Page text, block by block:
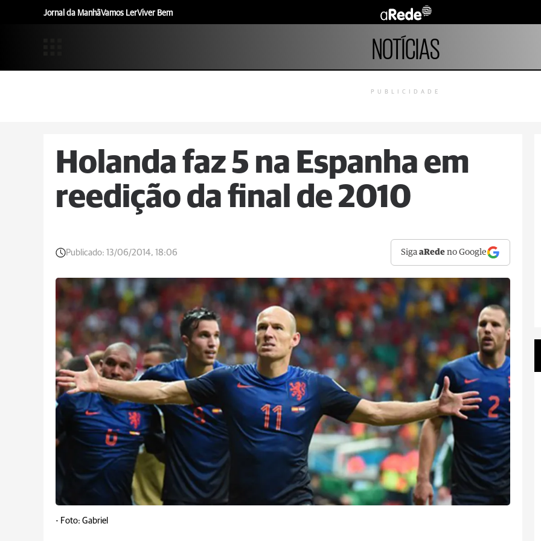
Jornal da ManhãVamos LerViver Bem
NOTÍCIAS
PUBLICIDADE
Holanda faz 5 na Espanha em
reedição da final de 2010
Publicado: 13/06/2014, 18:06 SigaaRede no Google
- Foto: Gabriel